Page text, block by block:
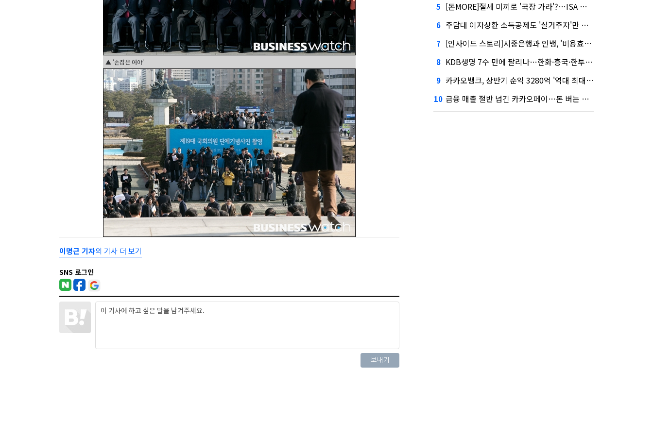
▲ '손잡은 여야'
이명근 기자의 기사 더 보기
SNS 로그인
5 [돈MORE]절세 미끼로 '국장 가라'?…ISA 개편 후폭풍
6 주담대 이자상환 소득공제도 '실거주자'만 가능
7 [인사이드 스토리]시중은행과 인뱅, '비용효율성' 다른 잣대 왜?
8 KDB생명 7수 만에 팔리나…한화·흥국·한투 3파전
9 카카오뱅크, 상반기 순익 3280억 '역대 최대'…"캐피탈, 자산 1조원 이상"
10 금융 매출 절반 넘긴 카카오페이…돈 버는 구조 달라졌다